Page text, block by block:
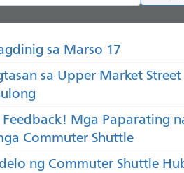
sa Marso 17
sa Upper Market
Mga Paparating
Commuter Shuttle
ng Commuter Shuttle